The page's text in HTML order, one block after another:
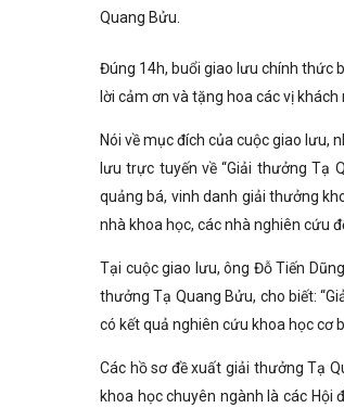
Quang Bửu.
Đúng 14h, buổi giao lưu chính thức
lời cảm ơn và tặng hoa các vị khách
Nói về mục đích của cuộc giao lưu,
lưu trực tuyến về “Giải thưởng Tạ
quảng bá, vinh danh giải thưởng
nhà khoa học, các nhà nghiên cứu
Tại cuộc giao lưu, ông Đỗ Tiến
thưởng Tạ Quang Bửu, cho biết:
có kết quả nghiên cứu khoa học cơ
Các hồ sơ đề xuất giải thưởng Tạ
khoa học chuyên ngành là các Hội